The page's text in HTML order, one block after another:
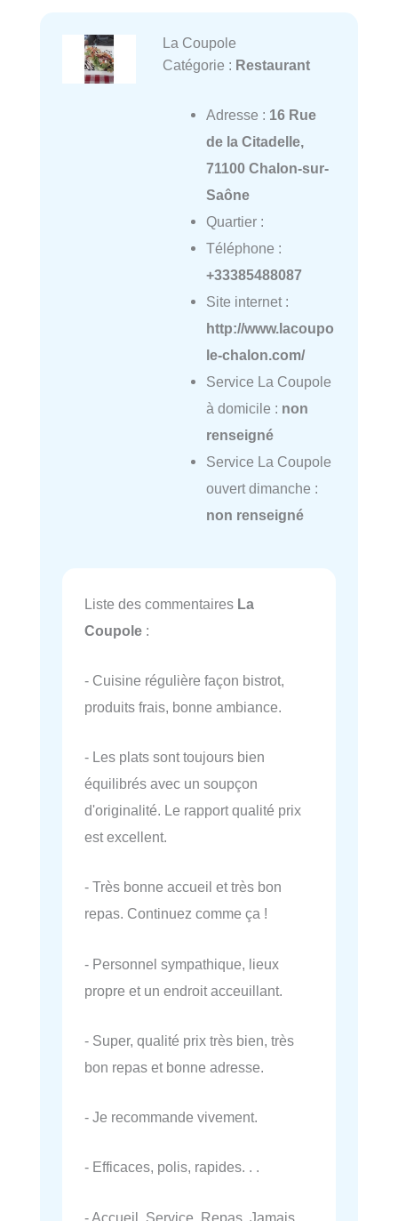
La Coupole
Catégorie : Restaurant
Adresse : 16 Rue
de la Citadelle,
71100 Chalon-sur-
Saône
Quartier :
Téléphone :
+33385488087
Site internet :
http://www.lacoupo
le-chalon.com/
Service La Coupole
à domicile : non
renseigné
Service La Coupole
ouvert dimanche :
non renseigné
Liste des commentaires La
Coupole :
- Cuisine régulière façon bistrot,
produits frais, bonne ambiance.
- Les plats sont toujours bien
équilibrés avec un soupçon
d'originalité. Le rapport qualité prix
est excellent.
- Très bonne accueil et très bon
repas. Continuez comme ça !
- Personnel sympathique, lieux
propre et un endroit acceuillant.
- Super, qualité prix très bien, très
bon repas et bonne adresse.
- Je recommande vivement.
- Efficaces, polis, rapides. . .
- Accueil, Service, Repas. Jamais